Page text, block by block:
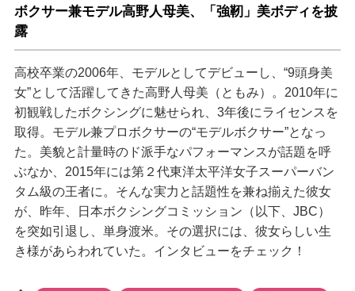
ボクサー兼モデル高野人母美、「強靭」美ボディを披
露
高校卒業の2006年、モデルとしてデビューし、“9頭身美
女”として活躍してきた高野人母美（ともみ）。2010年に
初観戦したボクシングに魅せられ、3年後にライセンスを
取得。モデル兼プロボクサーの“モデルボクサー”となっ
た。美貌と計量時のド派手なパフォーマンスが話題を呼
ぶなか、2015年には第２代東洋太平洋女子スーパーバン
タム級の王者に。そんな実力と話題性を兼ね揃えた彼女
が、昨年、日本ボクシングコミッション（以下、JBC）
を突如引退し、単身渡米。その選択には、彼女らしい生
き様があらわれていた。インタビューをチェック！